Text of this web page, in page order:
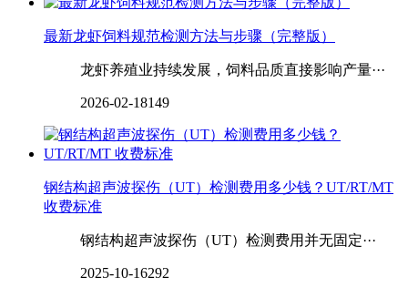
最新龙虾饲料规范检测方法与步骤（完整版）
龙虾养殖业持续发展，饲料品质直接影响产量···
2026-02-18149
钢结构超声波探伤（UT）检测费用多少钱？UT/RT/MT
收费标准
钢结构超声波探伤（UT）检测费用并无固定···
2025-10-16292